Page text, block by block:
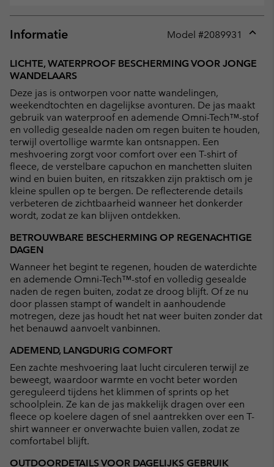
Informatie Model #2089931
or
LICHTE, WATERPROOF BESCHERMING VOOR JONGE
WANDELAARS
Deze jas is ontworpen voor natte wandelingen,
weekendtochten en dagelijkse avonturen. De jas maakt
gebruik van waterproof en ademende Omni-Tech™-stof
en volledig gesealde naden om regen buiten te houden,
terwijl overtollige warmte kan ontsnappen. Een
meshvoering zorgt voor comfort over een T-shirt of
fleece, de verstelbare capuchon en manchetten sluiten
wind en buien buiten, en ritszakken zijn praktisch om je
kleine spullen op te bergen. De reflecterende details
verbeteren de zichtbaarheid wanneer het donkerder
wordt, zodat ze kan blijven ontdekken.
BETROUWBARE BESCHERMING OP REGENACHTIGE
DAGEN
Wanneer het begint te regenen, houden de waterdichte
en ademende Omni-Tech™-stof en volledig gesealde
naden de regen buiten, zodat ze droog blijft. Of ze nu
door plassen stampt of wandelt in aanhoudende
motregen, deze jas houdt het nat weer buiten zonder dat
het benauwd aanvoelt vanbinnen.
ADEMEND, LANGDURIG COMFORT
Een zachte meshvoering laat lucht circuleren terwijl ze
beweegt, waardoor warmte en vocht beter worden
gereguleerd tijdens het klimmen of sprints op het
schoolplein. Ze kan de jas makkelijk dragen over een
fleece op koelere dagen of snel aantrekken over een T-
shirt wanneer er onverwachte buien vallen, zodat ze
comfortabel blijft.
OUTDOORDETAILS VOOR DAGELIJKS GEBRUIK